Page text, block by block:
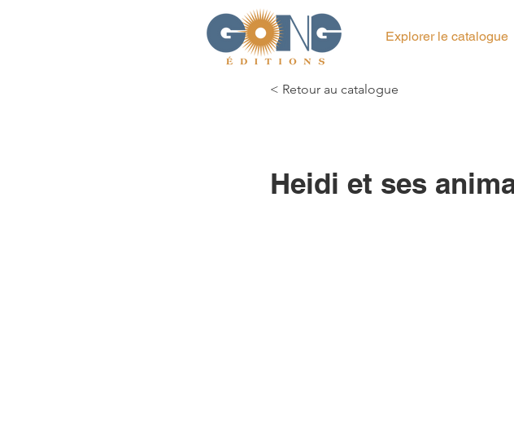
Explorer le catalogue
< Retour au catalogue
Heidi et ses